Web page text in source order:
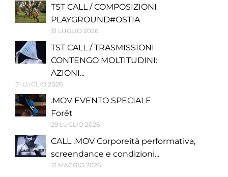
TST CALL / COMPOSIZIONI
PLAYGROUND#OSTIA
31 LUGLIO 2026
TST CALL / TRASMISSIONI
CONTENGO MOLTITUDINI:
AZIONI...
31 LUGLIO 2026
.MOV EVENTO SPECIALE
Forêt
29 LUGLIO 2026
CALL .MOV Corporeità performativa,
screendance e condizioni...
12 MAGGIO 2026